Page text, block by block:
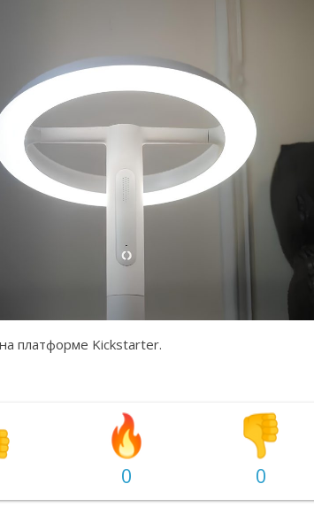
платформе Kickstarter.
0 0